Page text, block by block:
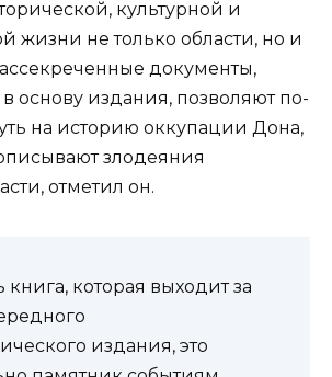
культурной и
жизни не только области, но и
документы,
основу издания, позволяют по-
на историю оккупации Дона,
злодеяния
отметил он.
книга, которая выходит за
издания, это